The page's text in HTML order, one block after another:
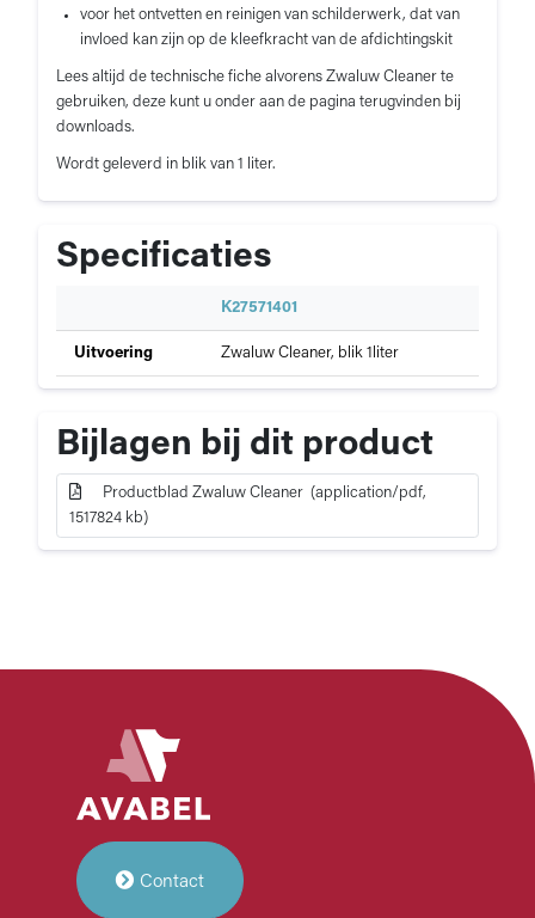
voor het ontvetten en reinigen van schilderwerk, dat van
invloed kan zijn op de kleefkracht van de afdichtingskit
Lees altijd de technische fiche alvorens Zwaluw Cleaner te
gebruiken, deze kunt u onder aan de pagina terugvinden bij
downloads.
Wordt geleverd in blik van 1 liter.
Specificaties
Specificaties
Zwaluw
p
e
f
i
c
K27571401
Uitvoering Zwaluw Cleaner, blik 1liter
Bijlagen bij dit product
Productblad Zwaluw Cleaner (application/pdf,
1517824 kb)
Contact